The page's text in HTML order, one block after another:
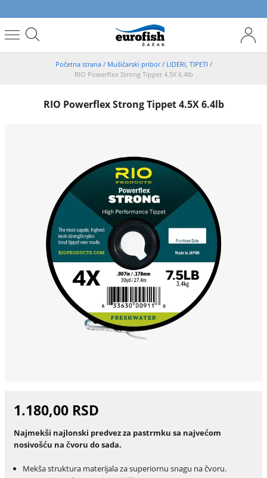
Početna strana / Mušičarski pribor/ LIDERI, TIPETI /
RIO Powerflex Strong Tippet 4.5X 6.4lb
RIO Powerflex Strong Tippet 4.5X 6.4lb
1.180,00 RSD
Najmekši najlonski predvez za pastrmku sa najvećom
nosivošću na čvoru do sada.
Mekša struktura materijala za superiornu snagu na čvoru.